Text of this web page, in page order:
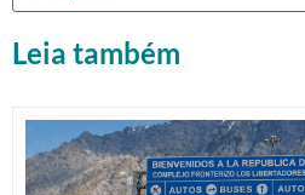
Leia também